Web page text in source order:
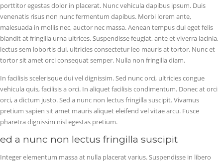
porttitor egestas dolor in placerat. Nunc vehicula dapibus ipsum. Duis
venenatis risus non nunc fermentum dapibus. Morbi lorem ante,
malesuada in mollis nec, auctor nec massa. Aenean tempus dui eget felis
blandit at fringilla urna ultrices. Suspendisse feugiat, ante et viverra lacinia,
lectus sem lobortis dui, ultricies consectetur leo mauris at tortor. Nunc et
tortor sit amet orci consequat semper. Nulla non fringilla diam.
In facilisis scelerisque dui vel dignissim. Sed nunc orci, ultricies congue
vehicula quis, facilisis a orci. In aliquet facilisis condimentum. Donec at orci
orci, a dictum justo. Sed a nunc non lectus fringilla suscipit. Vivamus
pretium sapien sit amet mauris aliquet eleifend vel vitae arcu. Fusce
pharetra dignissim nisl egestas pretium.
ed a nunc non lectus fringilla suscipit
Integer elementum massa at nulla placerat varius. Suspendisse in libero